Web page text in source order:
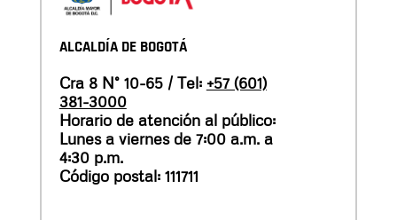
ALCALDÍA DE BOGOTÁ
Cra 8 N° 10-65 / Tel: +57 (601)
381-3000
Horario de atención al público:
Lunes a viernes de 7:00 a.m. a
4:30 p.m.
Código postal: 111711